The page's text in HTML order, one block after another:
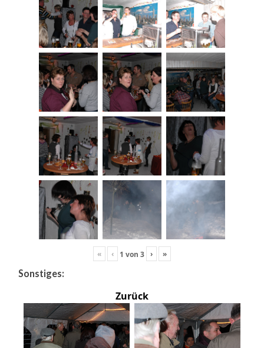
« ‹ 1 von 3 › »
Sonstiges:
Zurück